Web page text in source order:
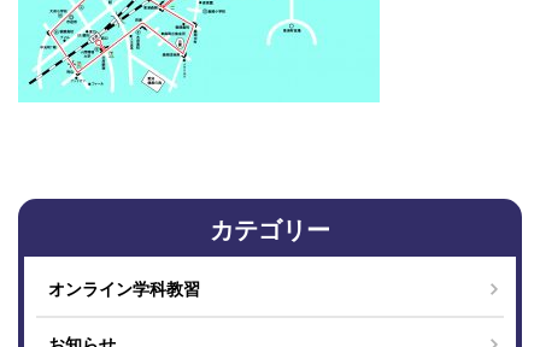
カテゴリー
オンライン学科教習